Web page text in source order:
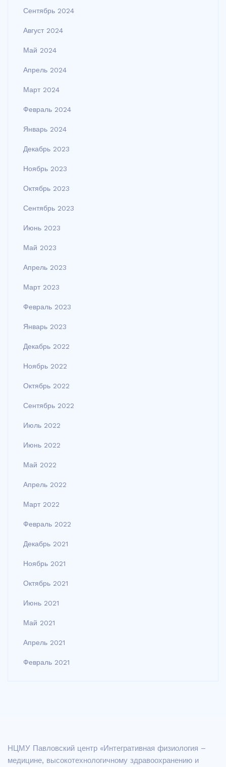
Сентябрь 2024
Август 2024
Май 2024
Апрель 2024
Март 2024
Февраль 2024
Январь 2024
Декабрь 2023
Ноябрь 2023
Октябрь 2023
Сентябрь 2023
Июнь 2023
Май 2023
Апрель 2023
Март 2023
Февраль 2023
Январь 2023
Декабрь 2022
Ноябрь 2022
Октябрь 2022
Сентябрь 2022
Июль 2022
Июнь 2022
Май 2022
Апрель 2022
Март 2022
Февраль 2022
Декабрь 2021
Ноябрь 2021
Октябрь 2021
Июнь 2021
Май 2021
Апрель 2021
Февраль 2021
НЦМУ Павловский центр «Интегративная физиология –
медицине, высокотехнологичному здравоохранению и